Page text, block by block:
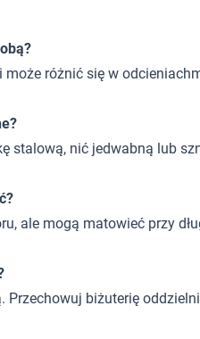
różnić się w
stalową, nić jedwabną lub
ale mogą matowieć przy
biżuterię